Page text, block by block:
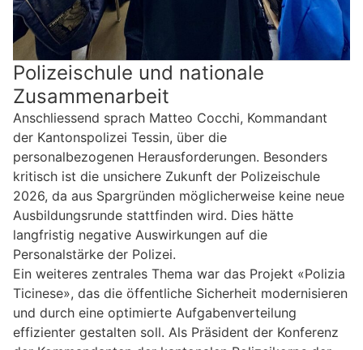
Polizeischule und nationale
Zusammenarbeit
Anschliessend sprach Matteo Cocchi, Kommandant
der Kantonspolizei Tessin, über die
personalbezogenen Herausforderungen. Besonders
kritisch ist die unsichere Zukunft der Polizeischule
2026, da aus Spargründen möglicherweise keine neue
Ausbildungsrunde stattfinden wird. Dies hätte
langfristig negative Auswirkungen auf die
Personalstärke der Polizei.
Ein weiteres zentrales Thema war das Projekt «Polizia
Ticinese», das die öffentliche Sicherheit modernisieren
und durch eine optimierte Aufgabenverteilung
effizienter gestalten soll. Als Präsident der Konferenz